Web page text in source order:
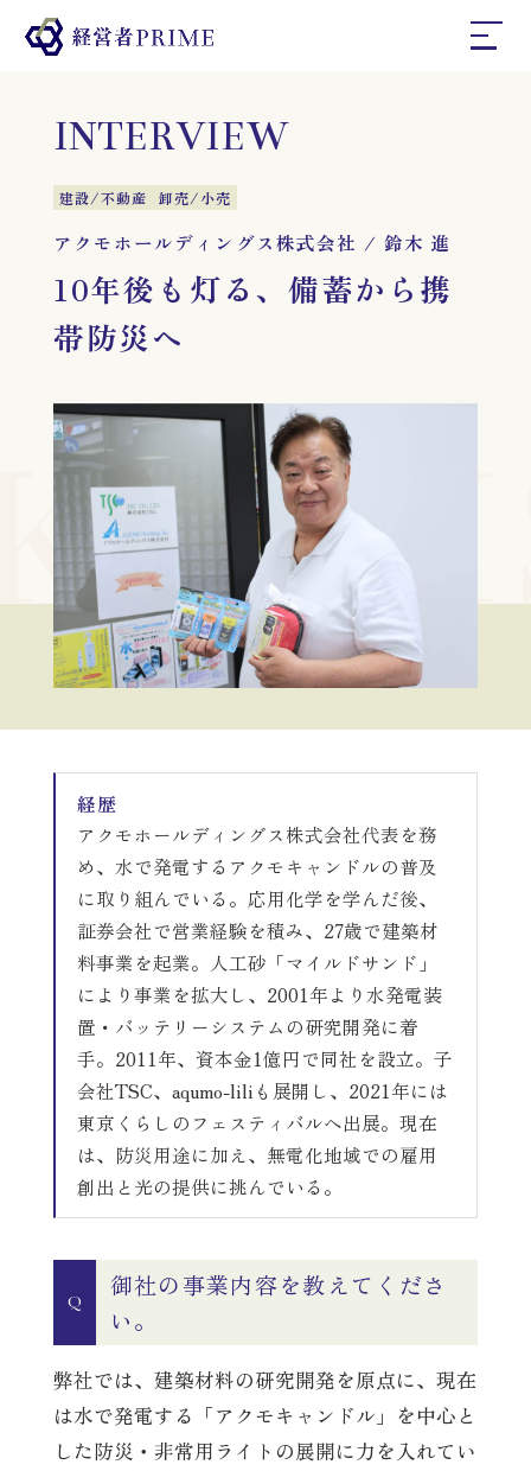
ホーム
経営者プライムとは
インタビュー
お問い合わせ
運営会社
掲載希望の方はこちら
INTERVIEW
建設/不動産 卸売/小売
アクモホールディングス株式会社 / 鈴木 進
10年後も灯る、備蓄から携
帯防災へ
経歴
アクモホールディングス株式会社代表を務
め、水で発電するアクモキャンドルの普及
に取り組んでいる。応用化学を学んだ後、
証券会社で営業経験を積み、27歳で建築材
料事業を起業。人工砂「マイルドサンド」
により事業を拡大し、2001年より水発電装
置・バッテリーシステムの研究開発に着
手。2011年、資本金1億円で同社を設立。子
会社TSC、aqumo-liliも展開し、2021年には
東京くらしのフェスティバルへ出展。現在
は、防災用途に加え、無電化地域での雇用
創出と光の提供に挑んでいる。
Q
御社の事業内容を教えてくださ
い。
弊社では、建築材料の研究開発を原点に、現在
は水で発電する「アクモキャンドル」を中心と
した防災・非常用ライトの展開に力を入れてい